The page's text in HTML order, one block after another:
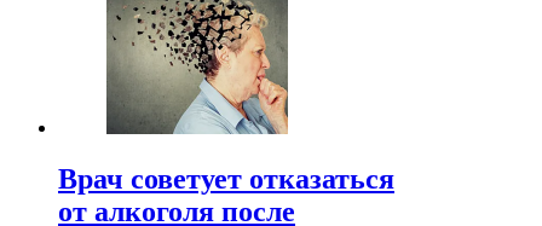
Врач советует отказаться
от алкоголя после